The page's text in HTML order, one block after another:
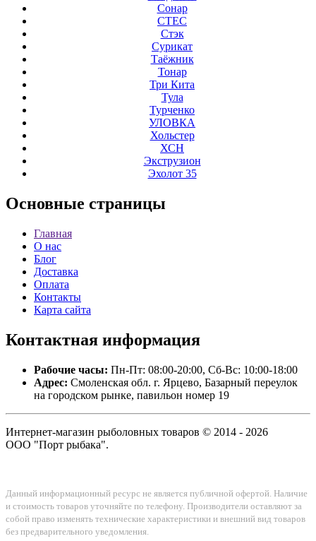
Сонар
СТЕС
Стэк
Сурикат
Таёжник
Тонар
Три Кита
Тула
Турченко
УЛОВКА
Хольстер
ХСН
Экструзион
Эхолот 35
Основные страницы
Главная
О нас
Блог
Доставка
Оплата
Контакты
Карта сайта
Контактная информация
Рабочие часы: Пн-Пт: 08:00-20:00, Сб-Вс: 10:00-18:00
Адрес: Смоленская обл. г. Ярцево, Базарный переулок
на городском рынке, павильон номер 19
Интернет-магазин рыболовных товаров © 2014 - 2026
ООО "Порт рыбака".
Данный информационный ресурс не является публичной офертой. Наличие
и стоимость товаров уточняйте по телефону. Производители оставляют за
собой право изменять технические характеристики и внешний вид товаров
без предварительного уведомления.